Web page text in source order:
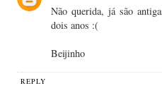
Não querida, já são
dois anos :(
Beijinho
REPLY